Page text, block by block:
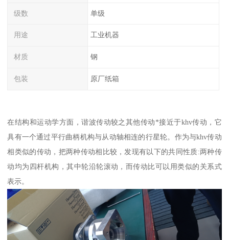
级数 单级
用途 工业机器
材质 钢
包装 原厂纸箱
在结构和运动学方面，谐波传动较之其他传动*接近于khv传动，它
具有一个通过平行曲柄机构与从动轴相连的行星轮。作为与khv传动
相类似的传动，把两种传动相比较，发现有以下的共同性质:两种传
动均为四杆机构，其中轮沿轮滚动，而传动比可以用类似的关系式
表示。